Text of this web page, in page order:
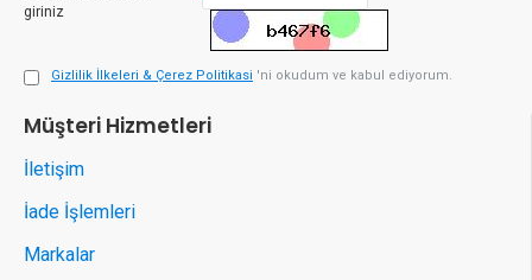
giriniz
Gizlilik İlkeleri & Çerez Politikasi 'ni okudum ve kabul ediyorum.
Müşteri Hizmetleri
İletişim
İade İşlemleri
Markalar